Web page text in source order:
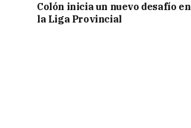
Colón inicia un nuevo desafío en
la Liga Provincial